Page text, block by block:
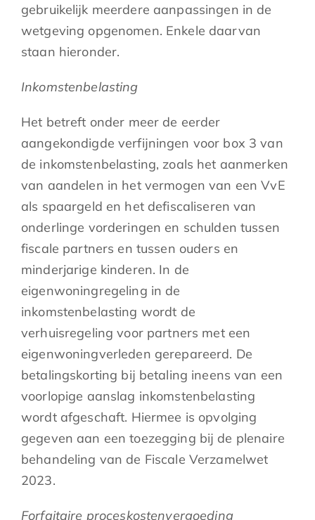
gebruikelijk meerdere aanpassingen in de
wetgeving opgenomen. Enkele daarvan
staan hieronder.
Inkomstenbelasting
Het betreft onder meer de eerder
aangekondigde verfijningen voor box 3 van
de inkomstenbelasting, zoals het aanmerken
van aandelen in het vermogen van een VvE
als spaargeld en het defiscaliseren van
onderlinge vorderingen en schulden tussen
fiscale partners en tussen ouders en
minderjarige kinderen. In de
eigenwoningregeling in de
inkomstenbelasting wordt de
verhuisregeling voor partners met een
eigenwoningverleden gerepareerd. De
betalingskorting bij betaling ineens van een
voorlopige aanslag inkomstenbelasting
wordt afgeschaft. Hiermee is opvolging
gegeven aan een toezegging bij de plenaire
behandeling van de Fiscale Verzamelwet
2023.
Forfaitaire proceskostenvergoeding